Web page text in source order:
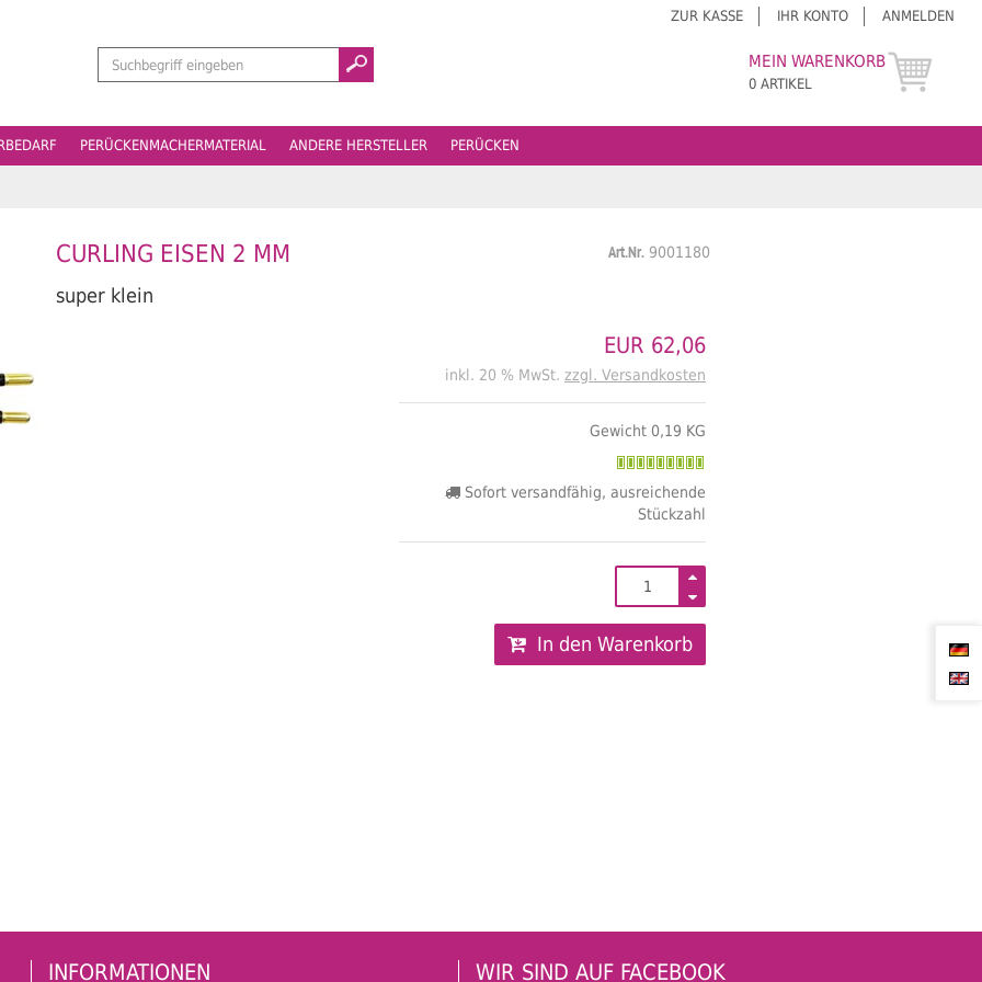
ZUR KASSE IHR KONTO ANMELDEN
Suchen MEIN WARENKORB
0 ARTIKEL
PERÜCKENMACHERMATERIAL ANDERE HERSTELLER PERÜCKEN
CURLING EISEN 2 MM Art.Nr.9001180
super klein
EUR 62,06
inkl. 20 % MwSt. zzgl. Versandkosten
Gewicht 0,19 KG
Sofort versandfähig, ausreichende
Stückzahl
In den Warenkorb
INFORMATIONEN WIR SIND AUF FACEBOOK